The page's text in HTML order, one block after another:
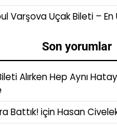
Varşova Uçak Bileti –
Son yorumlar
Alırken Hep Aynı
Battık!içinHasan